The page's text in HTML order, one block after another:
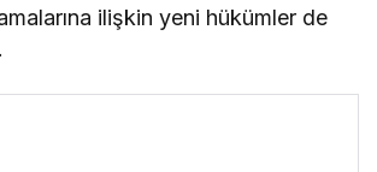
ilişkin yeni hükümler de